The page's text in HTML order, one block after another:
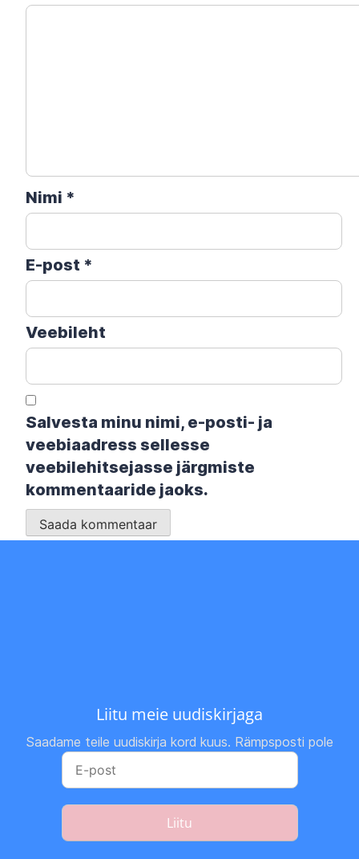
Nimi *
E-post *
Veebileht
Salvesta minu nimi, e-posti- ja
veebiaadress sellesse
veebilehitsejasse järgmiste
kommentaaride jaoks.
Liitu meie uudiskirjaga
Saadame teile uudiskirja kord kuus. Rämpsposti pole
Liitu